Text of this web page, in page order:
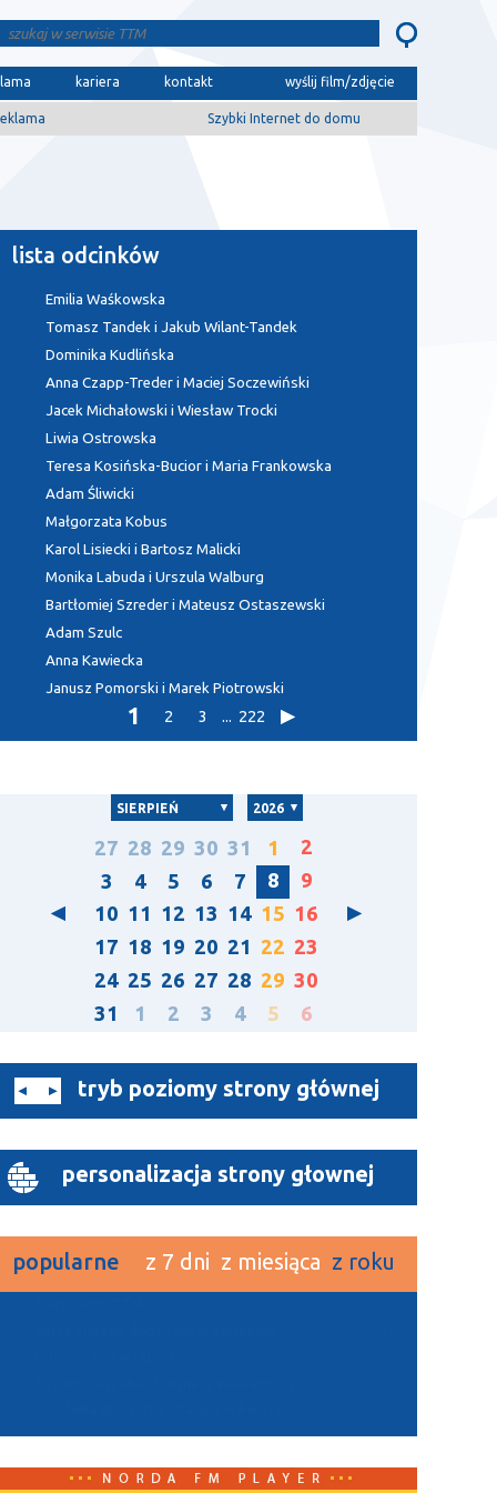
kariera kontakt wyślij film/zdjęcie
Szybki Internet do domu
lista odcinków
Emilia Waśkowska
Tomasz Tandek i Jakub Wilant-Tandek
Dominika Kudlińska
Anna Czapp-Treder i Maciej Soczewiński
Jacek Michałowski i Wiesław Trocki
Liwia Ostrowska
Teresa Kosińska-Bucior i Maria Frankowska
Adam Śliwicki
Małgorzata Kobus
Karol Lisiecki i Bartosz Malicki
Monika Labuda i Urszula Walburg
Bartłomiej Szreder i Mateusz Ostaszewski
Adam Szulc
Anna Kawiecka
Janusz Pomorski i Marek Piotrowski
1 2 3 ... 222
SIERPIEŃ 2026
27 28 29 30 31 1
2
3
4 5 6 7 8
9
10 11 12 13 14 15 16
17 18 19 20 21 22 23
24 25 26 27 28 29 30
31
1 2 3 4 5 6
tryb poziomy strony głównej
personalizacja strony głownej
popularne z 7 dni z miesiąca z roku